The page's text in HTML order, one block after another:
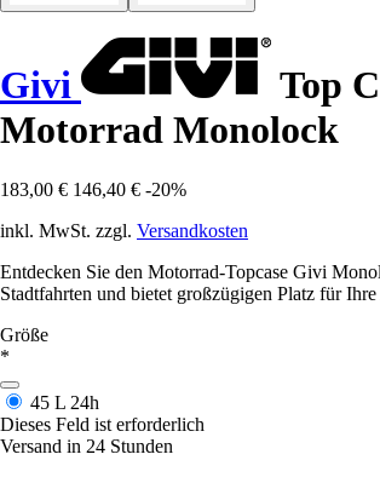
Givi
Top
Motorrad Monolock
183,00 € 146,40 € -20%
inkl. MwSt. zzgl. Versandkosten
Entdecken Sie den Motorrad-Topcase Givi
Stadtfahrten und bietet großzügigen Platz für Ihre
Größe
*
45 L 24h
Dieses Feld ist erforderlich
Versand in 24 Stunden